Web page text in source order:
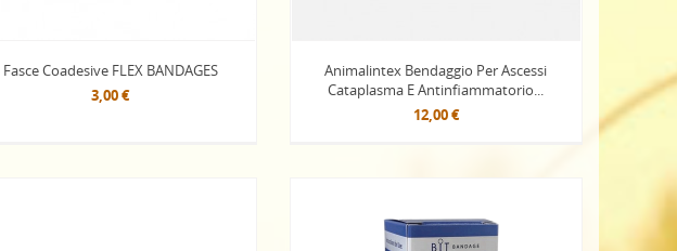
Fasce Coadesive FLEX BANDAGES
3,00 €
Animalintex Bendaggio Per Ascessi
Cataplasma E Antinfiammatorio...
12,00 €